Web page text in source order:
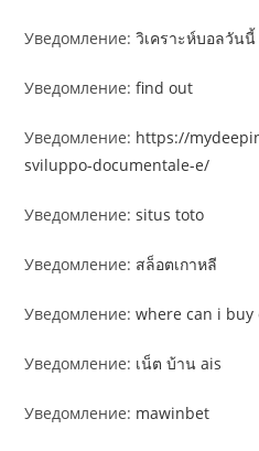
Уведомление:วิเคราะห์บอลวันนี้
Уведомление:find out
Уведомление: https://
sviluppo-documentale-e/
Уведомление:situs toto
Уведомление: สล็อตเกาหลี
Уведомление:where can i buy
Уведомление: เน็ต บ้าน ais
Уведомление: mawinbet